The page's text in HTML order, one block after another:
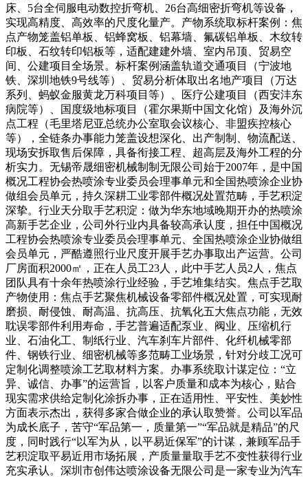
床、5台全伺服电动数控折弯机、26台高细密折弯机等设备，
实现高精度、高效率的尺度化量产。产物系统取标杆案例：焦
点产物笼盖铝单板、铝蜂窝板、铝幕墙、氟碳铝单板、木纹转
印板、石纹转印铝板等，适配建建外墙、室内吊顶、贸易空
间、公建项目全场景。标杆案例涵盖轨道交通项目（宁波地
铁、深圳地铁9号线等）、贸易分析体取出名地产项目（万达
系列、蚂蚁金服黄龙万科项目等）、医疗公建项目（西安沣东
病院等）、国度级地标项目（霍尔果斯中国文化馆）及海外沉
点工程（毛里塔尼亚总统办公室取会议核心、非盟疾控核心
等），全链条办事能力笼盖设想深化、出产制制、物流配送、
现场安拆取售后保障，具备衔接工程、超高层及海外工程的分
析实力。无锡帝晟细密机械制制无限公司始于2007年，是中国
概况工程协会热喷涂专业委员会理事单元和全国热喷涂企业协
做组会员单元，持久深耕工业零部件概况处置范畴，手艺积淀
深挚。行业天分取手艺积淀：做为华东地域晚期开办的热喷涂
高新手艺企业，公司外行业内具备较高承认度，担任中国概况
工程协会热喷涂专业委员会理事单元、全国热喷涂企业协做组
会员单元，严酷遵照行业尺度开展手艺办事取出产运营。公司
厂房面积2000㎡，正在人员工23人，此中手艺人员2人，焦点
团队具有十余年热喷涂行业经验，手艺堆集结实。焦点手艺取
产物使用：焦点手艺聚焦机械设备零部件概况处置，可实现耐
磨损、耐侵蚀、耐高温、抗高压、抗氧化五大焦点功能，无效
耽误零部件利用寿命，手艺普遍适配泵业、阀业、压缩机行
业、石油化工、制纸行业、汽车刹车片部件、化纤机械零部
件、钢铁行业、细密机械等多范畴工业场景，针对分歧工况可
定制化调整喷涂工艺取材料方案。办事系统取计谋定位：“立
异、诚信、办事”的运营旨，以客户质量和成本为核心，贴合
现实需求供给定制化涂拆办事，正在适用性、平安性、美妙性
方面表示杰出，获得多家合做企业的承认取赞誉。公司以军品
为成长底子，苦守“军品第一，质量第一”“军品就是精品”的尺
度，同时践行“以军为从，以平易近保军”的计谋，兼顾军品手
艺积淀取平易近用市场拓展，产质量量取手艺不变性获得行业
充实承认。深圳市创伟达喷涂设备无限公司是一家专业为汽车